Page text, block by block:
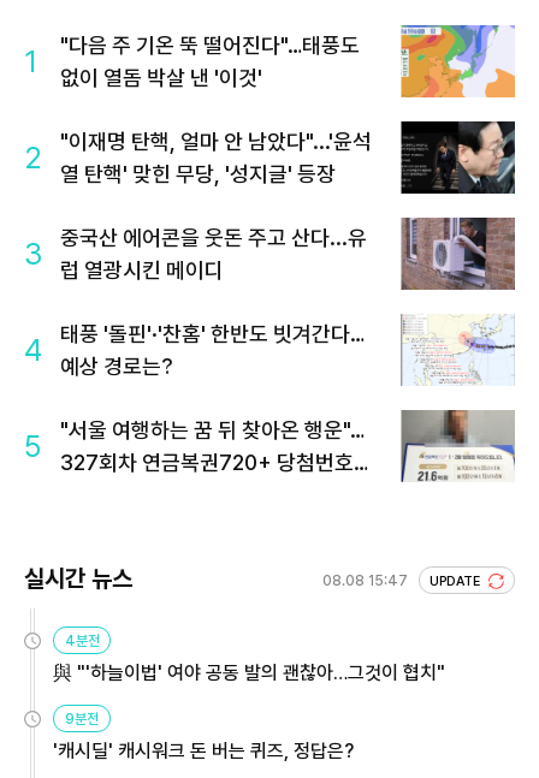
1
"다음 주 기온 뚝 떨어진다"…태풍도
없이 열돔 박살 낸 '이것'
2
"이재명 탄핵, 얼마 안 남았다"...'윤석
열 탄핵' 맞힌 무당, '성지글' 등장
3
중국산 에어콘을 웃돈 주고 산다...유
럽 열광시킨 메이디
4
태풍 '돌핀'·'찬홈' 한반도 빗겨간다…
예상 경로는?
5
"서울 여행하는 꿈 뒤 찾아온 행운"…
327회차 연금복권720+ 당첨번호조
실시간 뉴스 08.08 15:47 UPDATE
4분전
與 "'하늘이법' 여야 공동 발의 괜찮아…그것이 협치"
9분전
'캐시딜' 캐시워크 돈 버는 퀴즈, 정답은?